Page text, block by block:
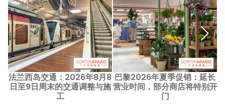
法兰西岛交通：2026年8月8
日至9日周末的交通调整与施
工
巴黎2026年夏季促销：延长
营业时间，部分商店将特别开
门